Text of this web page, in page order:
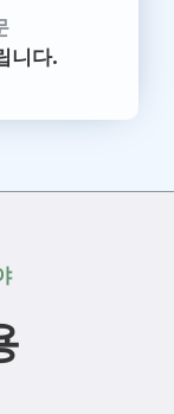
니다.